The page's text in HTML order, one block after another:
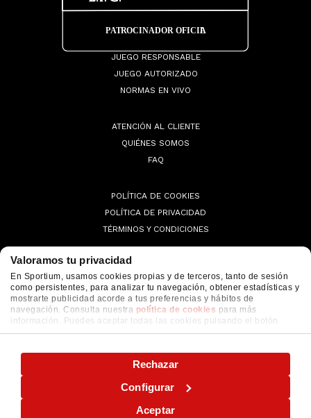
Valoramos tu privacidad
En Sportium, usamos cookies propias y de terceros, tanto de sesión
como persistentes, para analizar tu navegación, obtener estadísticas y
mostrarte publicidad acorde a tus preferencias y hábitos de
navegación. Consulta nuestra política de cookies para más
información. Puedes aceptar todas las cookies pulsando el botón
"ACEPTAR" o configurarlas o rechazar su uso pulsando el botón
Aceptar
Configurar
Rechazar
JUEGO RESPONSABLE
JUEGO AUTORIZADO
NORMAS EN VIVO
ATENCIÓN AL CLIENTE
QUIÉNES SOMOS
FAQ
POLÍTICA DE COOKIES
POLÍTICA DE PRIVACIDAD
TÉRMINOS Y CONDICIONES
© 2026 Sportium. All Rights Reserved.